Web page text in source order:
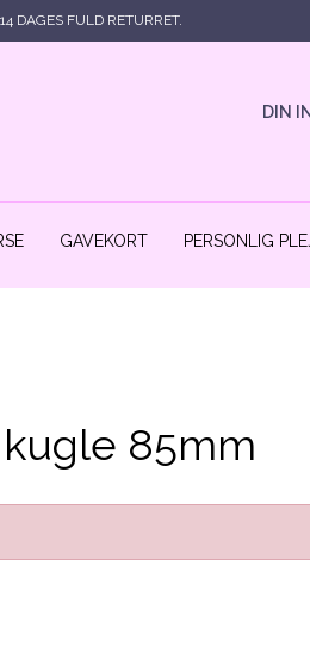
14 DAGES FULD RETURRET.
DIN
GAVEKORT PERSONLIG
85mm